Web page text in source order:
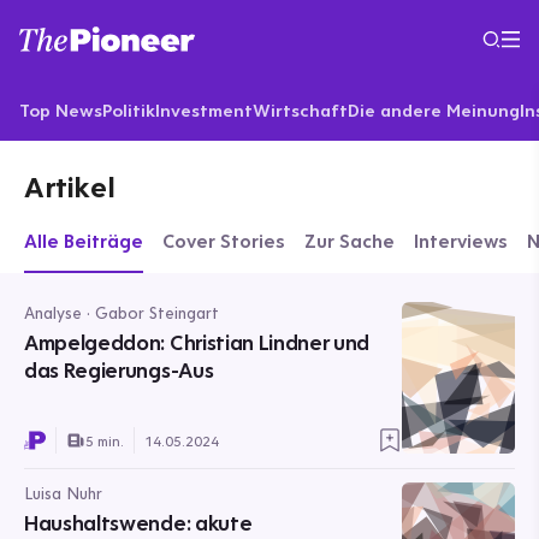
Top NewsPolitikInvestmentWirtschaftDie andere Meinung
Artikel
Alle Beiträge Cover Stories Zur Sache Interviews
Analyse · Gabor Steingart
Ampelgeddon: Christian Lindner und
das Regierungs-Aus
5 min. 14.05.2024
Luisa Nuhr
Haushaltswende: akute